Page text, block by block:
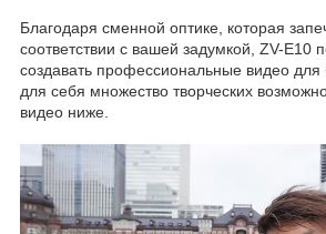
Благодаря сменной оптике, которая
соответствии с вашей задумкой, ZV-E10
создавать профессиональные видео для
для себя множество творческих
видео ниже.